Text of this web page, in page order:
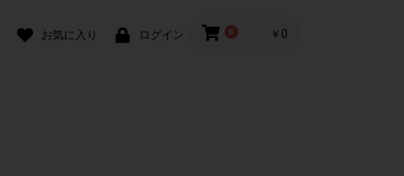
お気に入り ログイン 0 ￥0